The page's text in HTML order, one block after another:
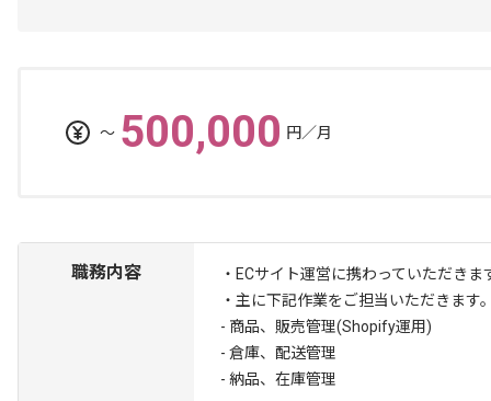
〜 500,000 円／月
職務内容
・ECサイト運営に携わっていただきま
・主に下記作業をご担当いただきます
- 商品、販売管理(Shopify運用)
- 倉庫、配送管理
- 納品、在庫管理